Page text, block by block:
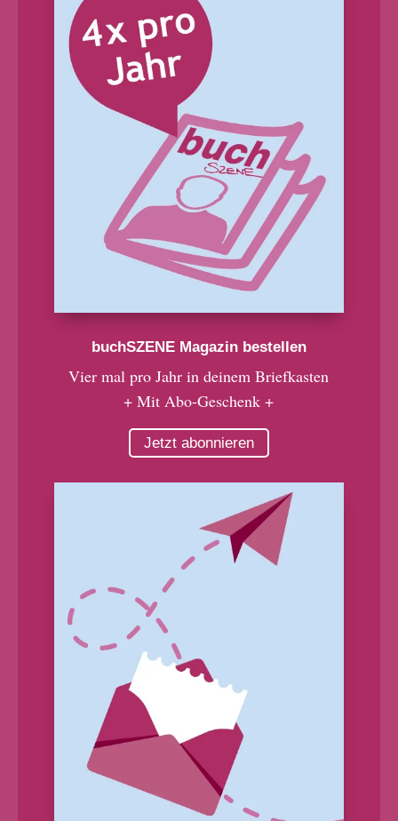
buchSZENE Magazin bestellen
Vier mal pro Jahr in deinem Briefkasten
+ Mit Abo-Geschenk +
Jetzt abonnieren